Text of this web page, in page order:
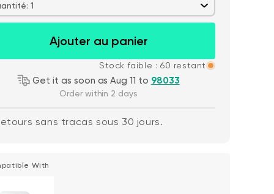
1
Ajouter au panier
Stock faible : 60 restant
Get it as soon as Aug 11 to 98033
Order within 2 days
sans tracas sous 30 jours.
With